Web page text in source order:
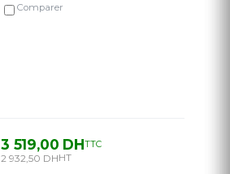
Comparer
3 519,00 DHTTC
2 932,50 DHHT